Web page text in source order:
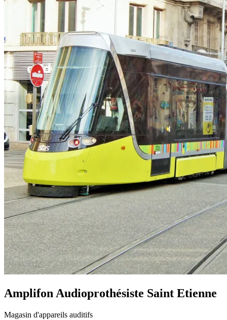
Amplifon Audioprothésiste Saint Etienne
Magasin d'appareils auditifs